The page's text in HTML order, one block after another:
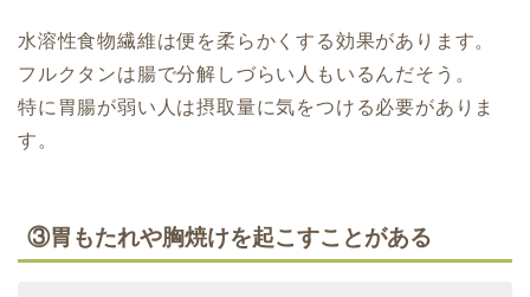
水溶性食物繊維は便を柔らかくする効果があります。
フルクタンは腸で分解しづらい人もいるんだそう。
特に胃腸が弱い人は摂取量に気をつける必要がありま
す。
③胃もたれや胸焼けを起こすことがある